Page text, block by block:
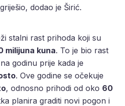
dodao je Širić.
stalni rast prihoda koji su
milijuna kuna. To je bio rast
godinu prije kada je
. Ove godine se očekuje
, odnosno prihodi od oko 60
planira graditi novi pogon i